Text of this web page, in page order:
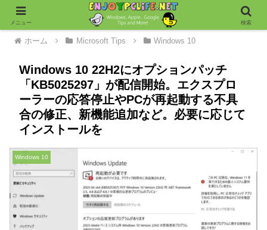
ホーム Microsoft Tips Windows 10
Windows 10 22H2にオプションパッチ
「KB5025297」が配信開始。エクスプロ
ーラーの応答停止やPCが再起動する不具
合の修正、新機能追加など。必要に応じて
インストールを
Windows 10
メニュー 検索